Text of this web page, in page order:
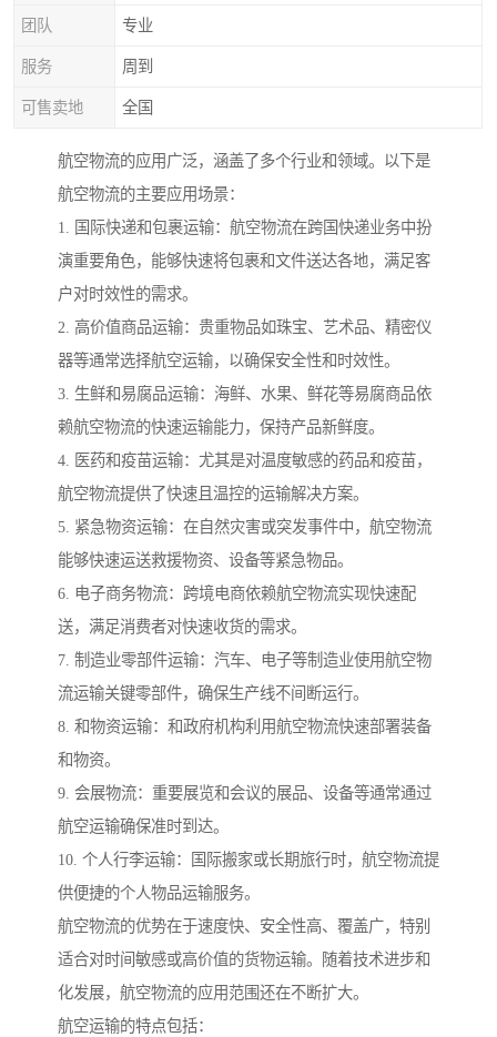
团队 专业
服务 周到
可售卖地 全国
航空物流的应用广泛，涵盖了多个行业和领域。以下是
航空物流的主要应用场景：
1. 国际快递和包裹运输：航空物流在跨国快递业务中扮
演重要角色，能够快速将包裹和文件送达各地，满足客
户对时效性的需求。
2. 高价值商品运输：贵重物品如珠宝、艺术品、精密仪
器等通常选择航空运输，以确保安全性和时效性。
3. 生鲜和易腐品运输：海鲜、水果、鲜花等易腐商品依
赖航空物流的快速运输能力，保持产品新鲜度。
4. 医药和疫苗运输：尤其是对温度敏感的药品和疫苗，
航空物流提供了快速且温控的运输解决方案。
5. 紧急物资运输：在自然灾害或突发事件中，航空物流
能够快速运送救援物资、设备等紧急物品。
6. 电子商务物流：跨境电商依赖航空物流实现快速配
送，满足消费者对快速收货的需求。
7. 制造业零部件运输：汽车、电子等制造业使用航空物
流运输关键零部件，确保生产线不间断运行。
8. 和物资运输：和政府机构利用航空物流快速部署装备
和物资。
9. 会展物流：重要展览和会议的展品、设备等通常通过
航空运输确保准时到达。
10. 个人行李运输：国际搬家或长期旅行时，航空物流提
供便捷的个人物品运输服务。
航空物流的优势在于速度快、安全性高、覆盖广，特别
适合对时间敏感或高价值的货物运输。随着技术进步和
化发展，航空物流的应用范围还在不断扩大。
航空运输的特点包括：